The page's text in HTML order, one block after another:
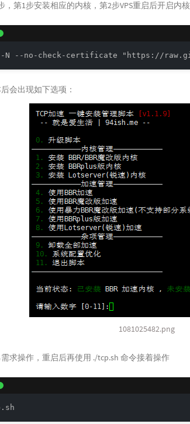
，第1步安装相应的内核，第2步VPS重启后开启内
-N --no-check-certificate "https://
会出现如下选项：
1081025482.png
求操作，重启后再使用 ./tcp.sh 命令接着操作